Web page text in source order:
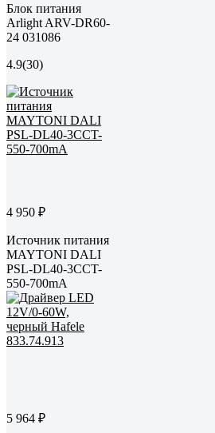
Блок питания
Arlight ARV-DR60-
24 031086
4.9(30)
4 950 ₽
Источник питания
MAYTONI DALI
PSL-DL40-3CCT-
550-700mA
5 964 ₽